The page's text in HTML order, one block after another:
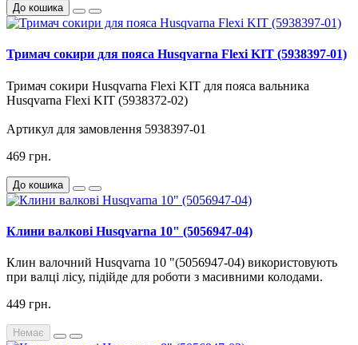
До кошика
Тримач сокири для пояса Husqvarna Flexi KIT (5938397-01)
Тримач сокири Husqvarna Flexi KIT для пояса вальника
Husqvarna Flexi KIT (5938372-02)
Артикул для замовлення 5938397-01
469 грн.
До кошика
Клини валкові Husqvarna 10" (5056947-04)
Клин валочний Husqvarna 10 "(5056947-04) використовують
при валці лісу, підійде для роботи з масивними колодами.
449 грн.
Немає